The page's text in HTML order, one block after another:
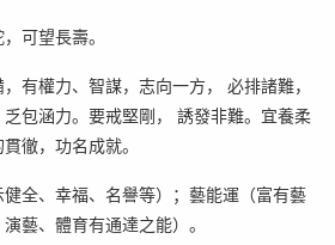
可望長壽。
有權力、智謀，志向一方， 必排諸難，
包涵力。要戒堅剛， 誘發非難。宜養柔
徹，功名成就。
全、幸福、名譽等）；藝能運（富有藝
藝、體育有通達之能）。